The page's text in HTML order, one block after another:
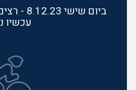
ביום
עכשיו